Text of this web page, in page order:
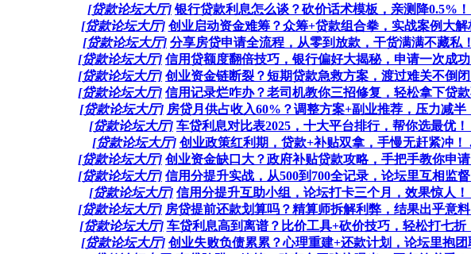
[贷款论坛大厅] 银行贷款利息怎么谈？砍价话术模板，亲测降0.5%
[贷款论坛大厅] 创业启动资金难筹？众筹+贷款组合拳，实战案例大解
[贷款论坛大厅] 分享房贷申请全流程，从零到放款，干货满满不藏私
[贷款论坛大厅] 信用贷额度翻倍技巧，银行偏好大揭秘，申请一次成
[贷款论坛大厅] 创业资金链断裂？短期贷款急救方案，渡过难关不倒
[贷款论坛大厅] 信用记录烂咋办？老司机教你三招修复，轻松拿下贷
[贷款论坛大厅] 房贷月供占收入60%？调整方案+副业推荐，压力减半
[贷款论坛大厅] 车贷利息对比表2025，十大平台排行，帮你选最优！
[贷款论坛大厅] 创业政策红利期，贷款+补贴双拿，手慢无赶紧冲！
[贷款论坛大厅] 创业资金缺口大？政府补贴贷款攻略，手把手教你申
[贷款论坛大厅] 信用分提升实战，从500到700全记录，论坛里互相监
[贷款论坛大厅] 信用分提升互助小组，论坛打卡三个月，效果惊人！
[贷款论坛大厅] 房贷提前还款划算吗？精算师拆解利弊，结果出乎意
[贷款论坛大厅] 车贷利息高到离谱？比价工具+砍价技巧，轻松打七折
[贷款论坛大厅] 创业失败负债累累？心理重建+还款计划，论坛里抱团